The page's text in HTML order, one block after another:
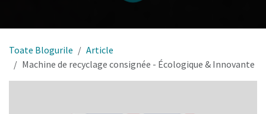
Toate Blogurile
Article
Machine de recyclage consignée - Écologique & Innovante